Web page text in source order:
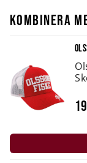
KOMBINERA